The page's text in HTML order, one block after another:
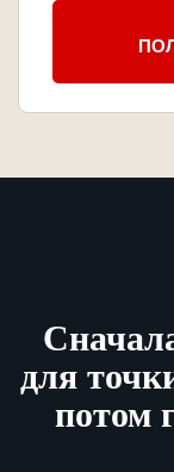
для
потом